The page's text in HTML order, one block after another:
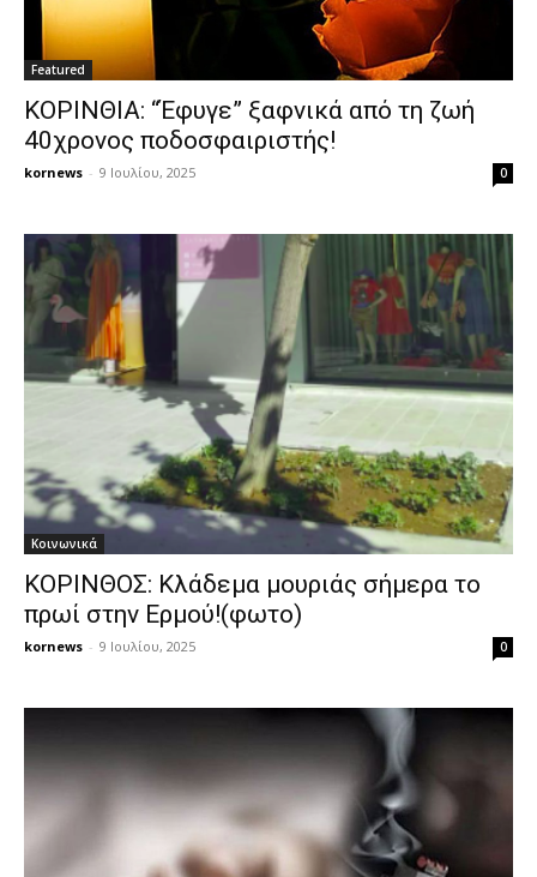
Featured
ΚΟΡΙΝΘΙΑ: “Έφυγε” ξαφνικά από τη ζωή
40χρονος ποδοσφαιριστής!
kornews - 9 Ιουλίου, 2025 0
Κοινωνικά
ΚΟΡΙΝΘΟΣ: Κλάδεμα μουριάς σήμερα το
πρωί στην Ερμού!(φωτο)
kornews - 9 Ιουλίου, 2025 0